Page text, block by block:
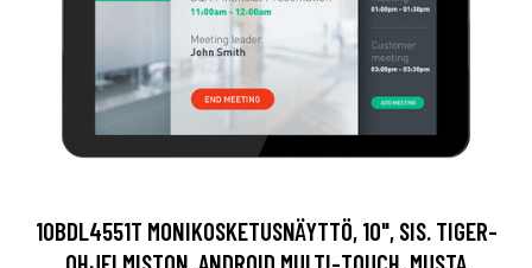
10BDL4551T MONIKOSKETUSNÄYTTÖ, 10", SIS. TIGER-